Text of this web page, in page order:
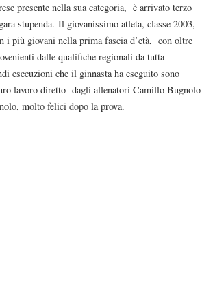
presente nella sua categoria, è arrivato terzo
stupenda. Il giovanissimo atleta, classe 2003,
i più giovani nella prima fascia d’età, con oltre
dalle qualifiche regionali da tutta
esecuzioni che il ginnasta ha eseguito sono
lavoro diretto dagli allenatori Camillo Bugnolo
molto felici dopo la prova.